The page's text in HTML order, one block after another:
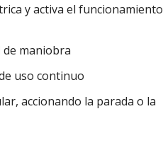
y activa el funcionamiento
de maniobra
uso continuo
accionando la parada o la